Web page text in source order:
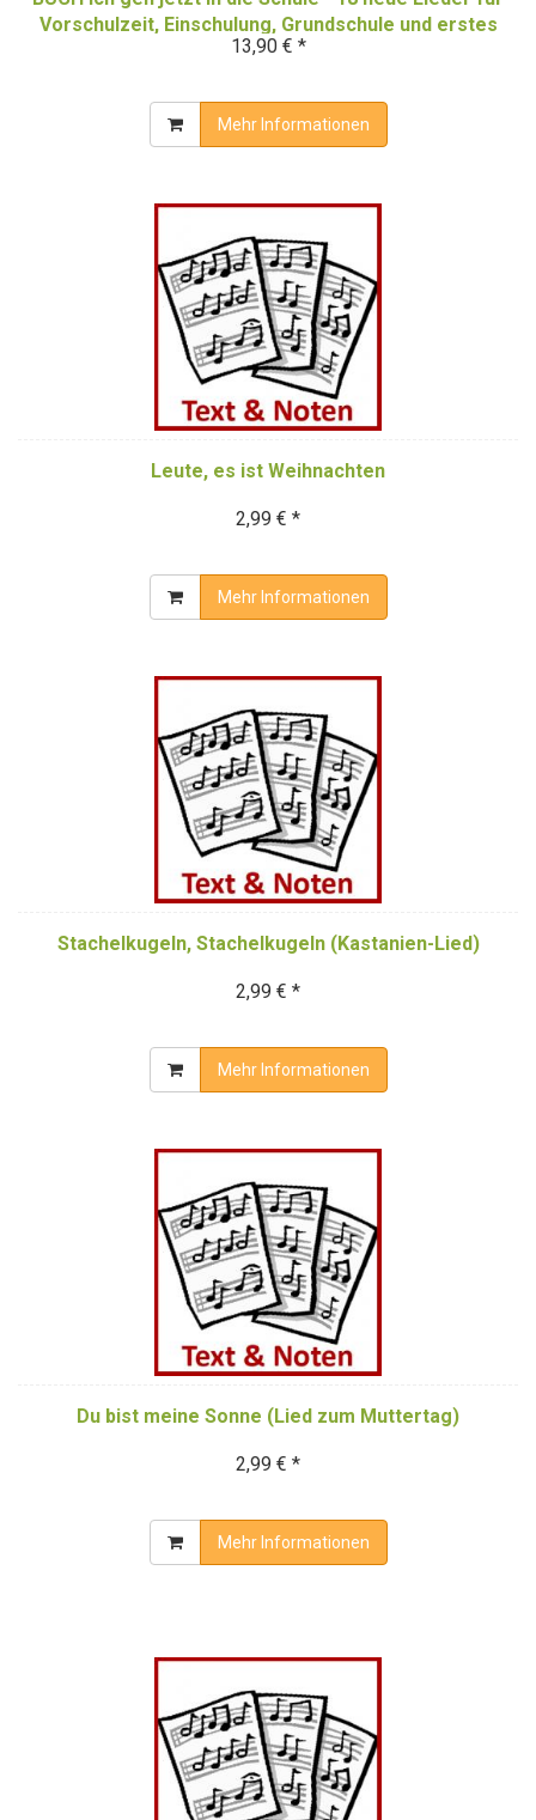
Vorschulzeit, Einschulung, Grundschule und erstes
Lernen - Das Liederbuch
13,90 € *
Mehr Informationen
Leute, es ist Weihnachten
2,99 € *
Mehr Informationen
Stachelkugeln, Stachelkugeln (Kastanien-Lied)
2,99 € *
Mehr Informationen
Du bist meine Sonne (Lied zum Muttertag)
2,99 € *
Mehr Informationen